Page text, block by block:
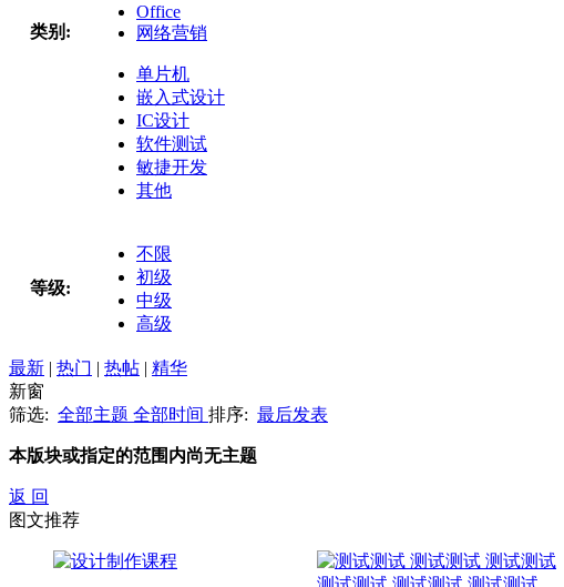
类别:
Office
网络营销
单片机
嵌入式设计
IC设计
软件测试
敏捷开发
其他
等级:
不限
初级
中级
高级
最新 | 热门 | 热帖 | 精华
新窗
筛选: 全部主题 全部时间 排序: 最后发表
本版块或指定的范围内尚无主题
返 回
图文推荐